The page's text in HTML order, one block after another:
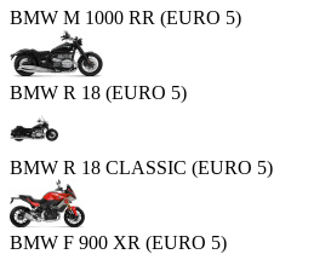
BMW M 1000 RR (EURO 5)
BMW R 18 (EURO 5)
BMW R 18 CLASSIC (EURO 5)
BMW F 900 XR (EURO 5)